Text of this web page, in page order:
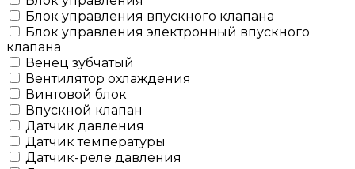
Блок управления впускного клапана
Блок управления электронный впускного
клапана
Венец зубчатый
Вентилятор охлаждения
Винтовой блок
Впускной клапан
Датчик давления
Датчик температуры
Датчик-реле давления